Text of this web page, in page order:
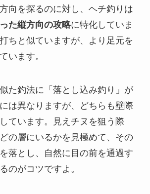
向を探るのに対し、ヘチ釣りは
た縦方向の攻略に特化していま
ちと似ていますが、より足元を
います。
た釣法に「落とし込み釣り」が
は異なりますが、どちらも壁際
ています。見えチヌを狙う際
の層にいるかを見極めて、その
落とし、自然に目の前を通過す
のがコツですよ。